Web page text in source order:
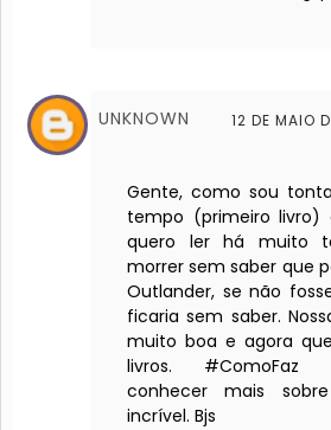
UNKNOWN 12 DE MAIO
Gente, como sou
tempo (primeiro livro)
quero ler há muito
morrer sem saber que
Outlander, se não
ficaria sem saber.
muito boa e agora
livros. #ComoFaz
conhecer mais
incrível. Bjs